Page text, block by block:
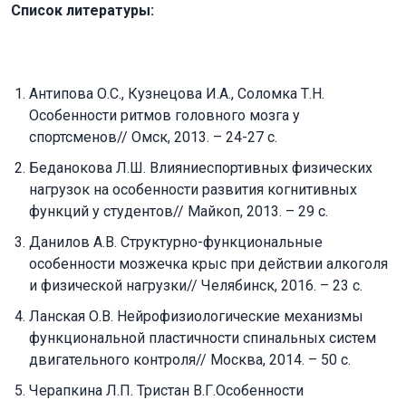
Список литературы:
Антипова О.С., Кузнецова И.А., Соломка Т.Н.
Особенности ритмов головного мозга у
спортсменов// Омск, 2013. – 24-27 c.
Беданокова Л.Ш. Влияниеспортивных физических
нагрузок на особенности развития когнитивных
функций у студентов// Майкоп, 2013. – 29 с.
Данилов А.В. Структурно-функциональные
особенности мозжечка крыс при действии алкоголя
и физической нагрузки// Челябинск, 2016. – 23 с.
Ланская О.В. Нейрофизиологические механизмы
функциональной пластичности спинальных систем
двигательного контроля// Москва, 2014. – 50 с.
Черапкина Л.П. Тристан В.Г.Особенности